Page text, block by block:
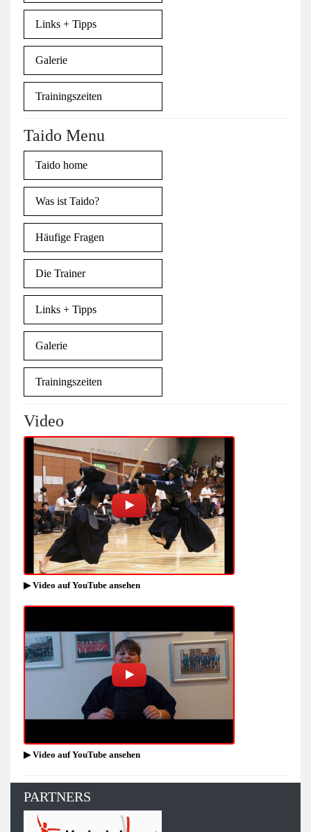
Links + Tipps
Galerie
Trainingszeiten
Taido Menu
Taido home
Was ist Taido?
Häufige Fragen
Die Trainer
Links + Tipps
Galerie
Trainingszeiten
Video
▶ Video auf YouTube ansehen
▶ Video auf YouTube ansehen
PARTNERS